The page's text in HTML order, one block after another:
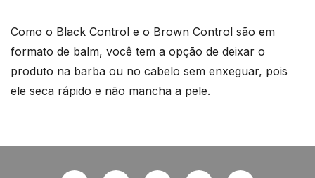
Como o Black Control e o Brown Control são em
formato de balm, você tem a opção de deixar o
produto na barba ou no cabelo sem enxeguar, pois
ele seca rápido e não mancha a pele.